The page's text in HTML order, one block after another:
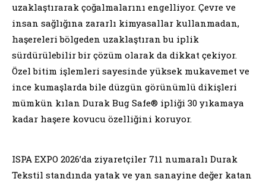
uzaklaştırarak çoğalmalarını engelliyor. Çevre ve
insan sağlığına zararlı kimyasallar kullanmadan,
haşereleri bölgeden uzaklaştıran bu iplik
sürdürülebilir bir çözüm olarak da dikkat çekiyor.
Özel bitim işlemleri sayesinde yüksek mukavemet ve
ince kumaşlarda bile düzgün görünümlü dikişleri
mümkün kılan Durak Bug Safe® ipliği 30 yıkamaya
kadar haşere kovucu özelliğini koruyor.
ISPA EXPO 2026’da ziyaretçiler 711 numaralı Durak
Tekstil standında yatak ve yan sanayine değer katan